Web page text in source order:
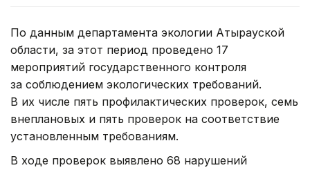
По данным департамента экологии Атырауской
области, за этот период проведено 17
мероприятий государственного контроля
за соблюдением экологических требований.
В их числе пять профилактических проверок, семь
внеплановых и пять проверок на соответствие
установленным требованиям.
В ходе проверок выявлено 68 нарушений